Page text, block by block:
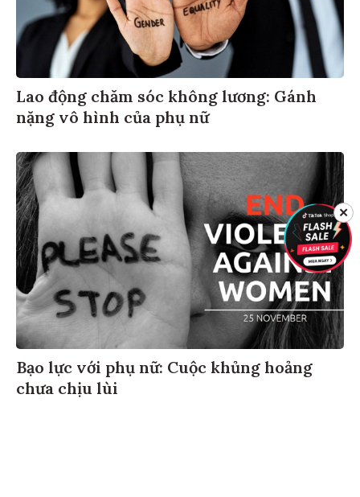
Lao động chăm sóc không lương: Gánh
nặng vô hình của phụ nữ
Bạo lực với phụ nữ: Cuộc khủng hoảng
chưa chịu lùi
✕